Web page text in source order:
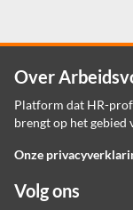
Over
Platform dat HR-
brengt op het gebied
Onze
Volg ons